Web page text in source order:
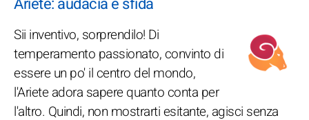
Sii inventivo, sorprendilo! Di
temperamento passionato, convinto di
essere un po' il centro del mondo,
l'Ariete adora sapere quanto conta per
l'altro. Quindi, non mostrarti esitante, agisci senza